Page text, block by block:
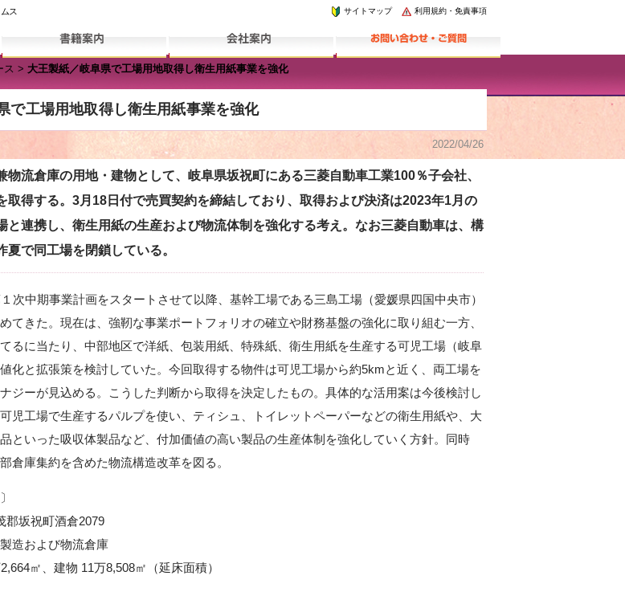
ス 利用規約・免責事項
サイトマップ
ス > 大王製紙／岐阜県で工場用地取得し衛生用紙事業を強化
で工場用地取得し衛生用紙事業を強化
2022/04/26
流倉庫の用地・建物として、岐阜県坂祝町にある三菱自動車工業100％子会社、
取得する。3月18日付で売買契約を締結しており、取得および決済は2023年1月の
と連携し、衛生用紙の生産および物流体制を強化する考え。なお三菱自動車は、構
で同工場を閉鎖している。
次中期事業計画をスタートさせて以降、基幹工場である三島工場（愛媛県四国中央市）
てきた。現在は、強靭な事業ポートフォリオの確立や財務基盤の強化に取り組む一方、
るに当たり、中部地区で洋紙、包装用紙、特殊紙、衛生用紙を生産する可児工場（岐阜
化と拡張策を検討していた。今回取得する物件は可児工場から約5kmと近く、両工場を
ジーが見込める。こうした判断から取得を決定したもの。具体的な活用案は今後検討し
児工場で生産するパルプを使い、ティシュ、トイレットペーパーなどの衛生用紙や、大
といった吸収体製品など、付加価値の高い製品の生産体制を強化していく方針。同時
倉庫集約を含めた物流構造改革を図る。
坂祝町酒倉2079
造および物流倉庫
㎡、建物 11万8,508㎡（延床面積）